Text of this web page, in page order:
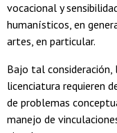
vocacional y
humanísticos, en
artes, en particular.
Bajo tal consideración,
licenciatura requieren
de problemas
manejo de